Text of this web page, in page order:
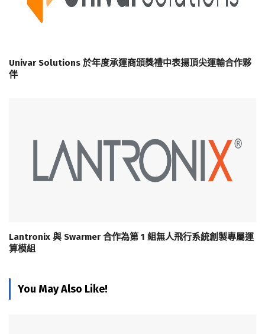
Univar Solutions 於年度承運商頒獎禮中表揚頂尖運輸合作夥
伴
Lantronix 與 Swarmer 合作為第 1 組無人飛行系統創製專屬運
算模組
You May Also Like!